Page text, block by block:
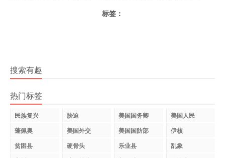
标签：
搜索有趣
热门标签
民族复兴 胁迫 美国国务卿
美国人民
蓬佩奥
美国外交 美国国防部
伊核
贫困县
硬骨头 乐业县
乱象